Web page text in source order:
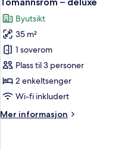
alle
bildene
av
Tomannsrom
–
deluxe
Byutsikt
35 m²
1 soverom
Plass til 3 personer
2 enkeltsenger
Wi-fi inkludert
Mer informasjon
Mer